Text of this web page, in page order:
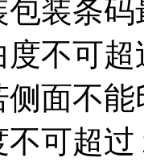
装条
不可
面不
不可超